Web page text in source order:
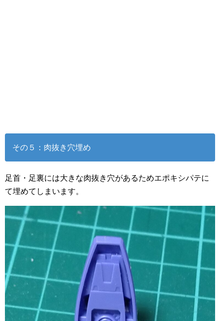
その５：肉抜き穴埋め
足首・足裏には大きな肉抜き穴があるためエポキシパテに
て埋めてしまいます。